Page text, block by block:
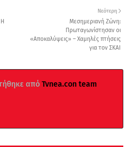
Νεότερη
Μεσημεριανή Ζώνη:
Πρωταγωνίστησαν οι
«Αποκαλύψεις» – Χαμηλές πτήσεις
για τον ΣΚΑΙ
από Tvnea.con team